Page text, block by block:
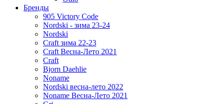
Бренды
905 Victory Code
Nordski - зима 23-24
Nordski
Craft зима 22-23
Craft Весна-Лето 2021
Craft
Bjorn Daehlie
Noname
Nordski весна-лето 2022
Noname Весна-Лето 2021